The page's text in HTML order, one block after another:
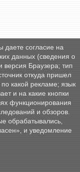
даете согласие на
данных (сведения о
Браузера; тип
откуда пришел
по какой рекламе; язык
и на какие кнопки
функционирования
и обзоров.
обрабатывались,
и уведомление